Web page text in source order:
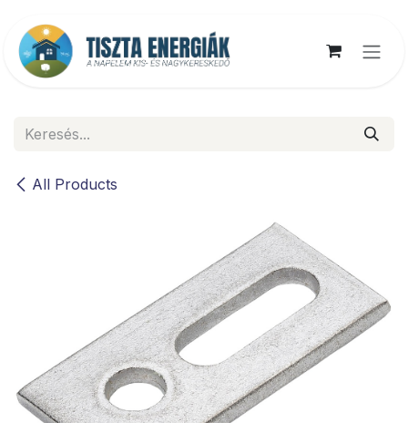
All Products